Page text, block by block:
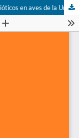
Aislamiento de bacterias resistentes a antibióticos en aves de la Universidad Autónoma de Nuevo León campus Ciudad Universitaria